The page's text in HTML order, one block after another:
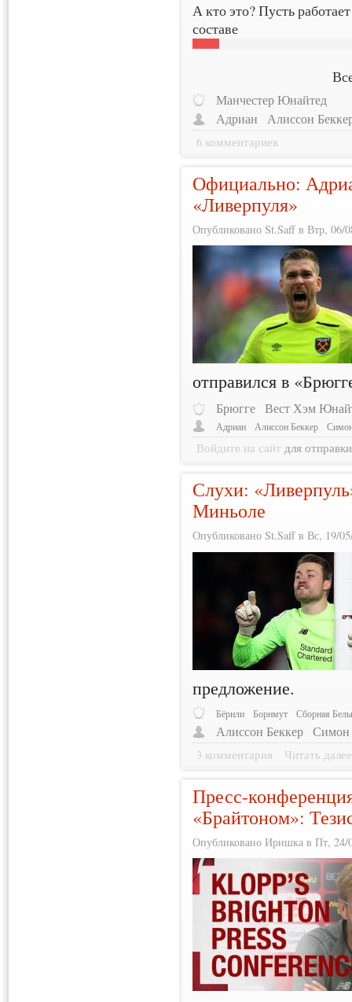
А кто это? Пусть
составе
Манчестер Юнайтед
Адриан Алиссон
6 комментариев
Официально:
«Ливерпуля»
Опубликовано St.Saff в Втр, 06/
отправился в
Брюгге Вест Хэм
Адриан Алиссон Беккер
Войдите на сайт для
Слухи:
Миньоле
Опубликовано St.Saff в Вс, 19/
предложение.
Бёрнли Борнмут Сборная
Алиссон Беккер Симон
3 комментария Читать далее
Пресс-
«Брайтоном»:
Опубликовано Иришка в Пт, 24/